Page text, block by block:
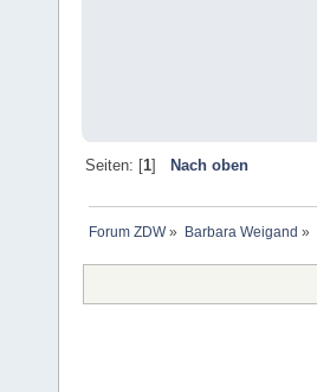
Seiten: [1] Nach oben
Forum ZDW» Barbara Weigand »